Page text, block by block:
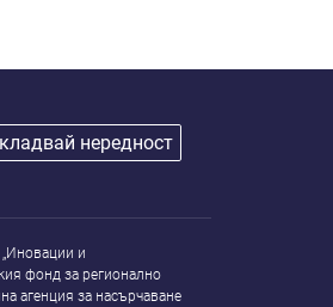
нередност
и
фонд за регионално
агенция за насърчаване